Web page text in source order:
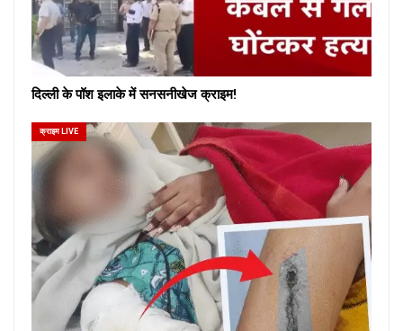
दिल्ली के पॉश इलाके में सनसनीखेज क्राइम!
क्राइम LIVE